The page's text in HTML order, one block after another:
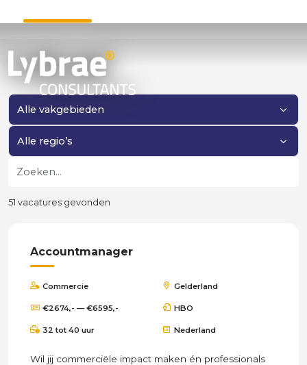
Filter op vakgebied
Filter op regio
Zoeken
51 vacatures gevonden
Accountmanager
Commercie Gelderland
€2674,- — €6595,- HBO
32 tot 40 uur Nederland
Wil jij commerciële impact maken én professionals